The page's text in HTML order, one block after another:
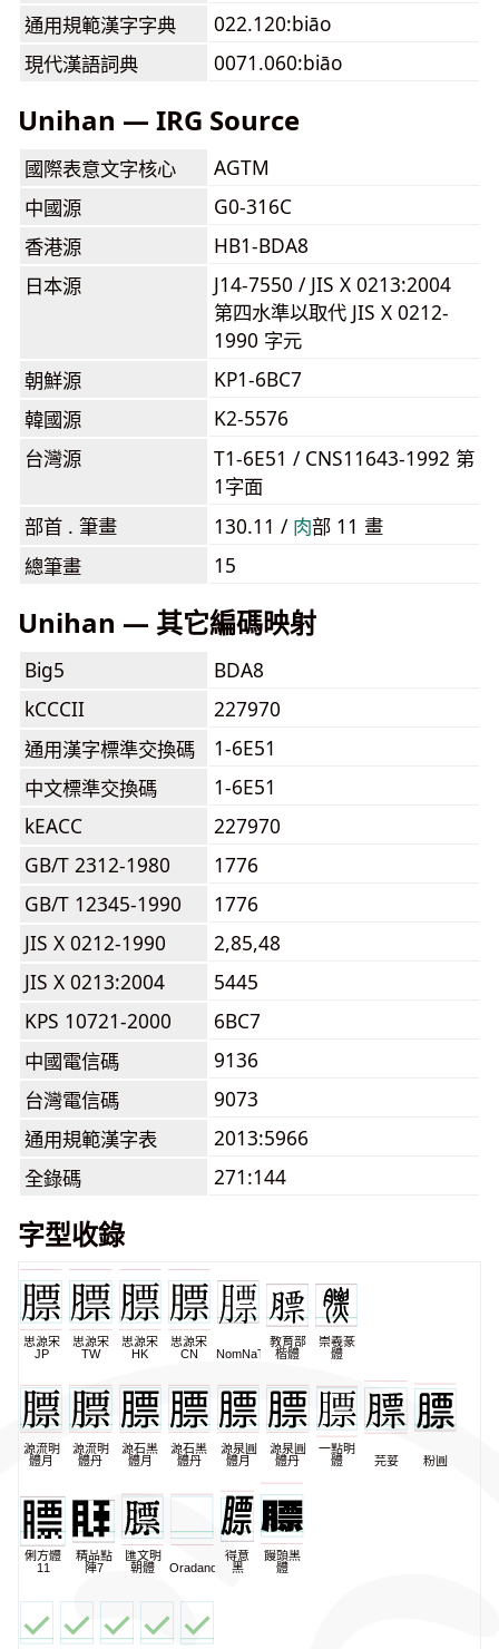
通用規範漢字字典
022.120:biāo
現代漢語詞典
0071.060:biāo
Unihan — IRG Source
國際表意文字核心
AGTM
中國源
G0-316C
香港源
HB1-BDA8
日本源
J14-7550 / JIS X 0213:2004
第四水準以取代 JIS X 0212-
1990 字元
朝鮮源
KP1-6BC7
韓國源
K2-5576
台灣源
T1-6E51 / CNS11643-1992 第
1字面
部首 . 筆畫
130.11 / ⾁部 11 畫
總筆畫
15
Unihan — 其它編碼映射
Big5
BDA8
kCCCII
227970
通用漢字標準交換碼
1-6E51
中文標準交換碼
1-6E51
kEACC
227970
GB/T 2312-1980
1776
GB/T 12345-1990
1776
JIS X 0212-1990
2,85,48
JIS X 0213:2004
5445
KPS 10721-2000
6BC7
中國電信碼
9136
台灣電信碼
9073
通用規範漢字表
2013:5966
全錄碼
271:144
字型收錄
思源宋
JP
思源宋
TW
思源宋
HK
思源宋
CN
NomNaTong
教育部
楷體
崇羲篆
體
源流明
體月
源流明
體丹
源石黑
體月
源石黑
體丹
源泉圓
體月
源泉圓
體丹
一點明
體
芫荽 粉圓
俐方體
11
精品點
陣7
匯文明
朝體
Oradano
得意
黑
饅頭黑
體